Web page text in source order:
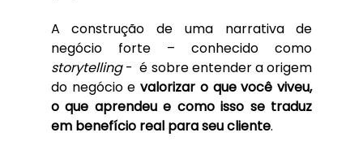
A construção de uma narrativa de
storytelling -  é sobre entender a origem
do negócio e valorizar o que você viveu,
o que aprendeu e como isso se traduz
em benefício real para seu cliente.